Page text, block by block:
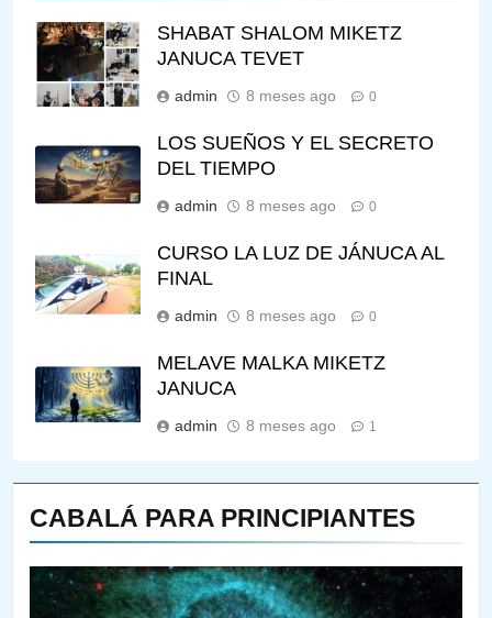
CABALÁ PARA PRINCIPIANTES
SHABAT SHALOM MIKETZ
JANUCA TEVET
admin 8 meses ago 0
LOS SUEÑOS Y EL SECRETO
DEL TIEMPO
admin 8 meses ago 0
CURSO LA LUZ DE JÁNUCA AL
FINAL
admin 8 meses ago 0
MELAVE MALKA MIKETZ
JANUCA
admin 8 meses ago 1